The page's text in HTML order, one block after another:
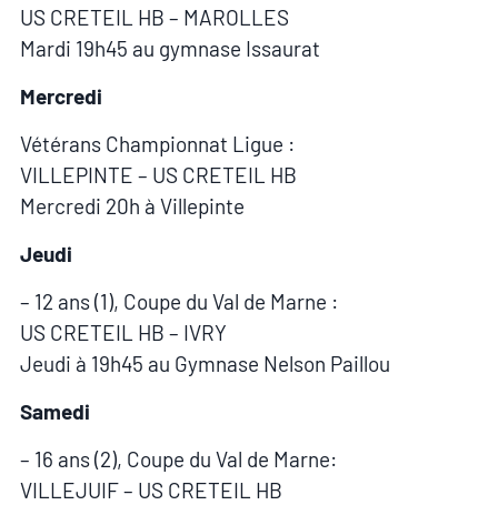
US CRETEIL HB – MAROLLES
Mardi 19h45 au gymnase Issaurat
Mercredi
Vétérans Championnat Ligue :
VILLEPINTE – US CRETEIL HB
Mercredi 20h à Villepinte
Jeudi
– 12 ans (1), Coupe du Val de Marne :
US CRETEIL HB – IVRY
Jeudi à 19h45 au Gymnase Nelson Paillou
Samedi
– 16 ans (2), Coupe du Val de Marne:
VILLEJUIF – US CRETEIL HB